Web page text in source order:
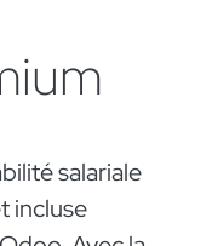
salariale
incluse